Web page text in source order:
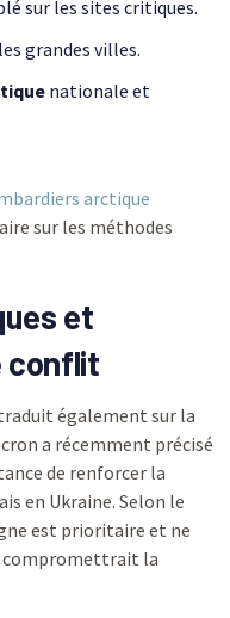
sur les sites critiques.
grandes villes.
nationale et
arctique
sur les méthodes
et
conflit
également sur la
a récemment précisé
de renforcer la
en Ukraine. Selon le
est prioritaire et ne
compromettrait la